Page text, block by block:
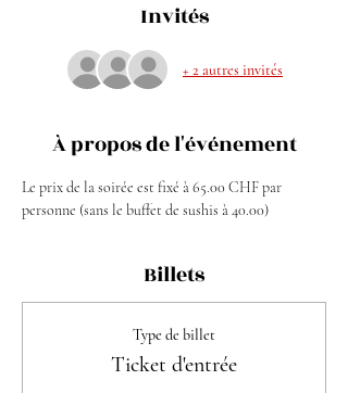
Invités
+ 2 autres invités
À propos de l'événement
Le prix de la soirée est fixé à 65.00 CHF par
personne (sans le buffet de sushis à 40.00)
Billets
Type de billet
Ticket d'entrée